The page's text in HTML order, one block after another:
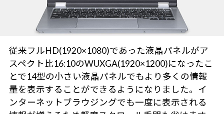
従来フルHD(1920×1080)であった液晶パネルがア
スペクト比16:10のWUXGA(1920×1200)になったこ
とで14型の小さい液晶パネルでもより多くの情報
量を表示することができるようになりました。イ
ンターネットブラウジングでも一度に表示される